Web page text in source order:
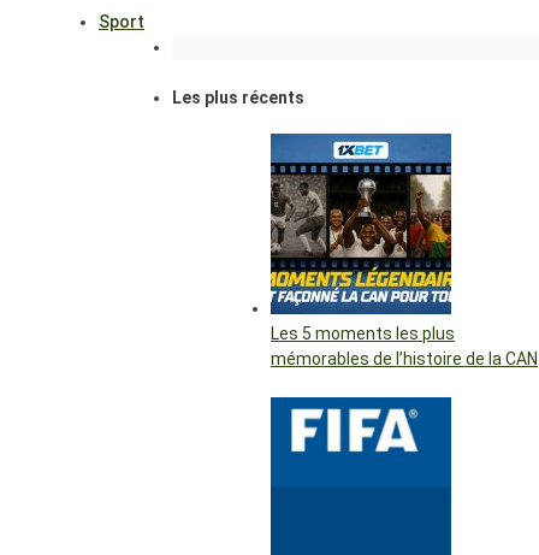
Sport
Les plus récents
Les 5 moments les plus
mémorables de l’histoire de la CAN